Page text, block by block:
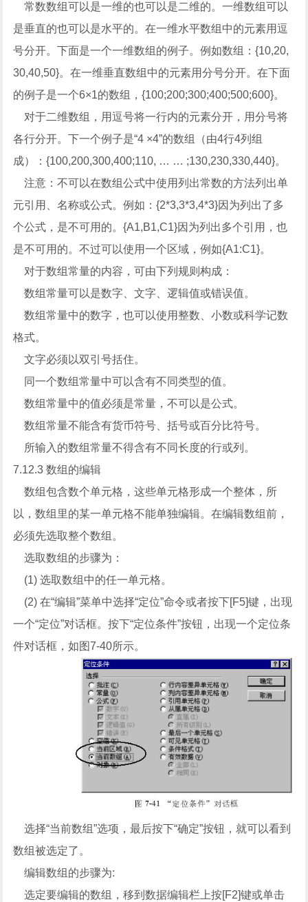
常数数组可以是一维的也可以是二维的。一维数组可以
是垂直的也可以是水平的。在一维水平数组中的元素用逗
号分开。下面是一个一维数组的例子。例如数组：{10,20,
30,40,50}。在一维垂直数组中的元素用分号分开。在下面
的例子是一个6×1的数组，{100;200;300;400;500;600}。
对于二维数组，用逗号将一行内的元素分开，用分号将
各行分开。下一个例子是“4 ×4”的数组（由4行4列组
成）：{100,200,300,400;110, … … ;130,230,330,440}。
注意：不可以在数组公式中使用列出常数的方法列出单
元引用、名称或公式。例如：{2*3,3*3,4*3}因为列出了多
个公式，是不可用的。{A1,B1,C1}因为列出多个引用，也
是不可用的。不过可以使用一个区域，例如{A1:C1}。
对于数组常量的内容，可由下列规则构成：
数组常量可以是数字、文字、逻辑值或错误值。
数组常量中的数字，也可以使用整数、小数或科学记数
格式。
文字必须以双引号括住。
同一个数组常量中可以含有不同类型的值。
数组常量中的值必须是常量，不可以是公式。
数组常量不能含有货币符号、括号或百分比符号。
所输入的数组常量不得含有不同长度的行或列。
7.12.3 数组的编辑
数组包含数个单元格，这些单元格形成一个整体，所
以，数组里的某一单元格不能单独编辑。在编辑数组前，
必须先选取整个数组。
选取数组的步骤为：
(1) 选取数组中的任一单元格。
(2) 在“编辑”菜单中选择“定位”命令或者按下[F5]键，出现
一个“定位”对话框。按下“定位条件”按钮，出现一个定位条
件对话框，如图7-40所示。
选择“当前数组”选项，最后按下“确定”按钮，就可以看到
数组被选定了。
编辑数组的步骤为:
选定要编辑的数组，移到数据编辑栏上按[F2]键或单击